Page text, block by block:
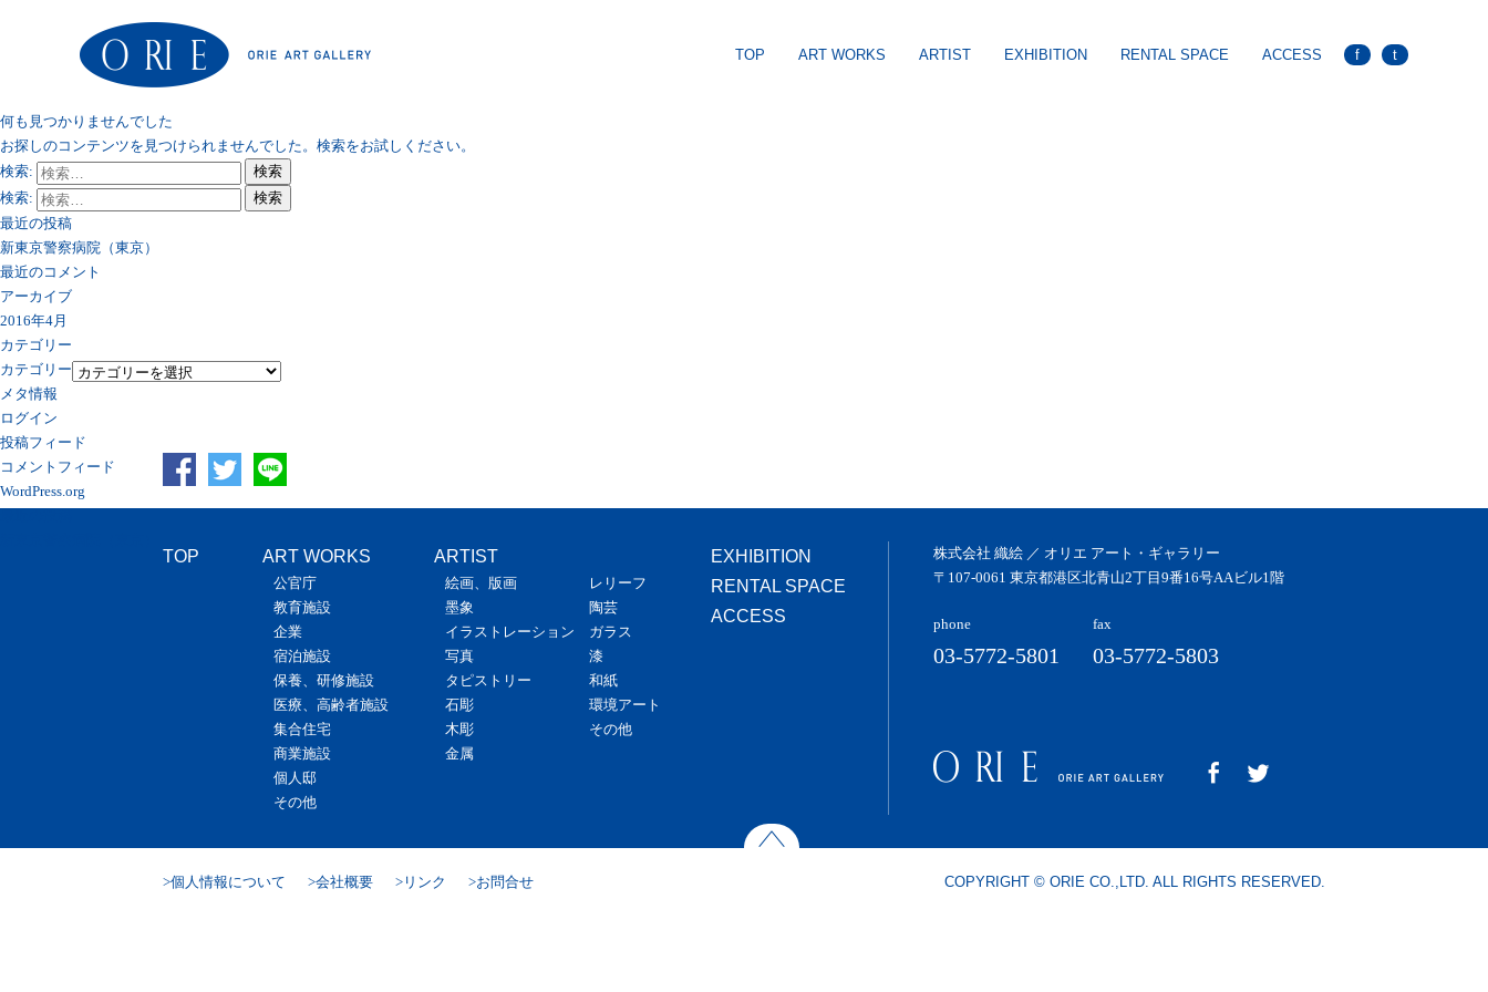
TOP ART WORKS ARTIST EXHIBITION RENTAL SPACE ACCESS f t
何も見つかりませんでした
お探しのコンテンツを見つけられませんでした。検索をお試しください。
検索:
検索
検索:
検索
最近の投稿
新東京警察病院（東京）
最近のコメント
アーカイブ
2016年4月
カテゴリー
カテゴリー
メタ情報
ログイン
投稿フィード
コメントフィード
WordPress.org
TOP ART WORKS
公官庁
教育施設
企業
宿泊施設
保養、研修施設
医療、高齢者施設
集合住宅
商業施設
個人邸
その他
ARTIST
絵画、版画
墨象
イラストレーション
写真
タピストリー
石彫
木彫
金属
レリーフ
陶芸
ガラス
漆
和紙
環境アート
その他
EXHIBITION
RENTAL SPACE
ACCESS
株式会社 織絵 ／ オリエ アート・ギャラリー
〒107-0061 東京都港区北青山2丁目9番16号AAビル1階
phone
03-5772-5801
fax
03-5772-5803
個人情報について 会社概要 リンク お問合せ COPYRIGHT © ORIE CO.,LTD. ALL RIGHTS RESERVED.